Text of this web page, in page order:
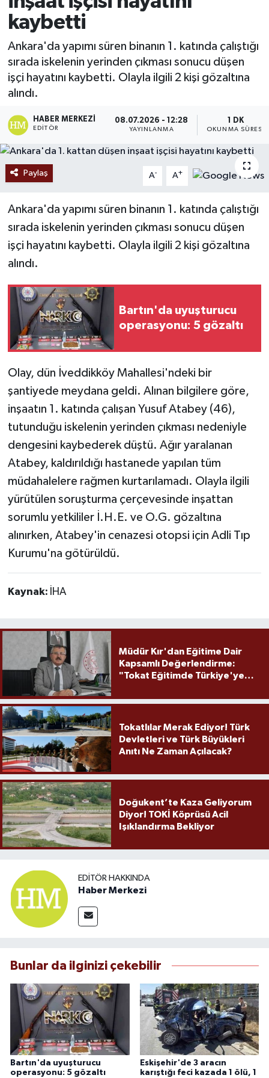
kaybetti
Ankara'da yapımı süren binanın 1. katında çalıştığı
sırada iskelenin yerinden çıkması sonucu düşen
işçi hayatını kaybetti. Olayla ilgili 2 kişi gözaltına
alındı.
HABER MERKEZI
EDITÖR
08.07.2026 - 12:28
YAYINLANMA
1 DK
OKUNMA SÜRESI
Paylaş A- A+
Ankara'da yapımı süren binanın 1. katında çalıştığı
sırada iskelenin yerinden çıkması sonucu düşen
işçi hayatını kaybetti. Olayla ilgili 2 kişi gözaltına
alındı.
Bartın'da uyuşturucu
operasyonu: 5 gözaltı
Olay, dün İveddikköy Mahallesi'ndeki bir
şantiyede meydana geldi. Alınan bilgilere göre,
inşaatın 1. katında çalışan Yusuf Atabey (46),
tutunduğu iskelenin yerinden çıkması nedeniyle
dengesini kaybederek düştü. Ağır yaralanan
Atabey, kaldırıldığı hastanede yapılan tüm
müdahalelere rağmen kurtarılamadı. Olayla ilgili
yürütülen soruşturma çerçevesinde inşattan
sorumlu yetkililer İ.H.E. ve O.G. gözaltına
alınırken, Atabey'in cenazesi otopsi için Adli Tıp
Kurumu'na götürüldü.
Kaynak: İHA
Müdür Kır'dan Eğitime Dair
Kapsamlı Değerlendirme:
"Tokat Eğitimde Türkiye'ye
Tokatlılar Merak Ediyor! Türk
Devletleri ve Türk Büyükleri
Anıtı Ne Zaman Açılacak?
Doğukent’te Kaza Geliyorum
Diyor! TOKİ Köprüsü Acil
Işıklandırma Bekliyor
EDITÖR HAKKINDA
Haber Merkezi
Bunlar da ilginizi çekebilir
Bartın'da uyuşturucu
operasyonu: 5 gözaltı
Eskişehir'de 3 aracın
karıştığı feci kazada 1 ölü, 1
Ekonomi
Sağlık
Tokat Haber